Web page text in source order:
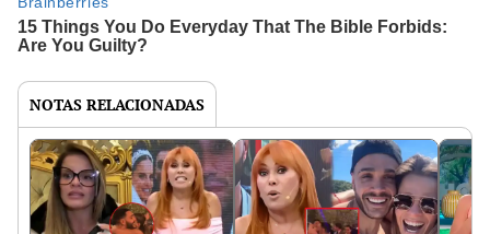
NOTAS RELACIONADAS